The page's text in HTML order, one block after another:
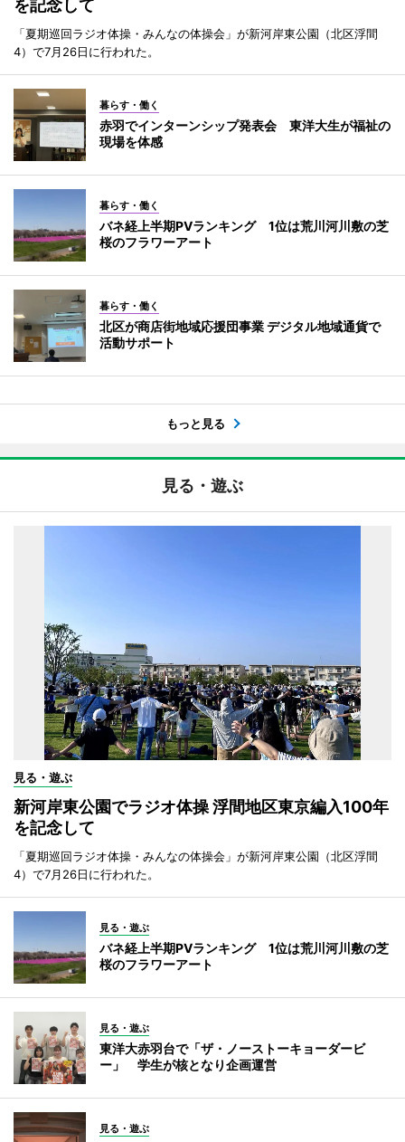
を記念して
「夏期巡回ラジオ体操・みんなの体操会」が新河岸東公園（北区浮間
4）で7月26日に行われた。
暮らす・働く
赤羽でインターンシップ発表会 東洋大生が福祉の
現場を体感
暮らす・働く
バネ経上半期PVランキング 1位は荒川河川敷の芝
桜のフラワーアート
暮らす・働く
北区が商店街地域応援団事業 デジタル地域通貨で
活動サポート
もっと見る
見る・遊ぶ
見る・遊ぶ
新河岸東公園でラジオ体操 浮間地区東京編入100年
を記念して
「夏期巡回ラジオ体操・みんなの体操会」が新河岸東公園（北区浮間
4）で7月26日に行われた。
見る・遊ぶ
バネ経上半期PVランキング 1位は荒川河川敷の芝
桜のフラワーアート
見る・遊ぶ
東洋大赤羽台で「ザ・ノーストーキョーダービ
ー」 学生が核となり企画運営
見る・遊ぶ